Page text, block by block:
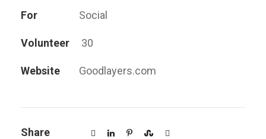
For Social
Volunteer 30
Website Goodlayers.com
Share